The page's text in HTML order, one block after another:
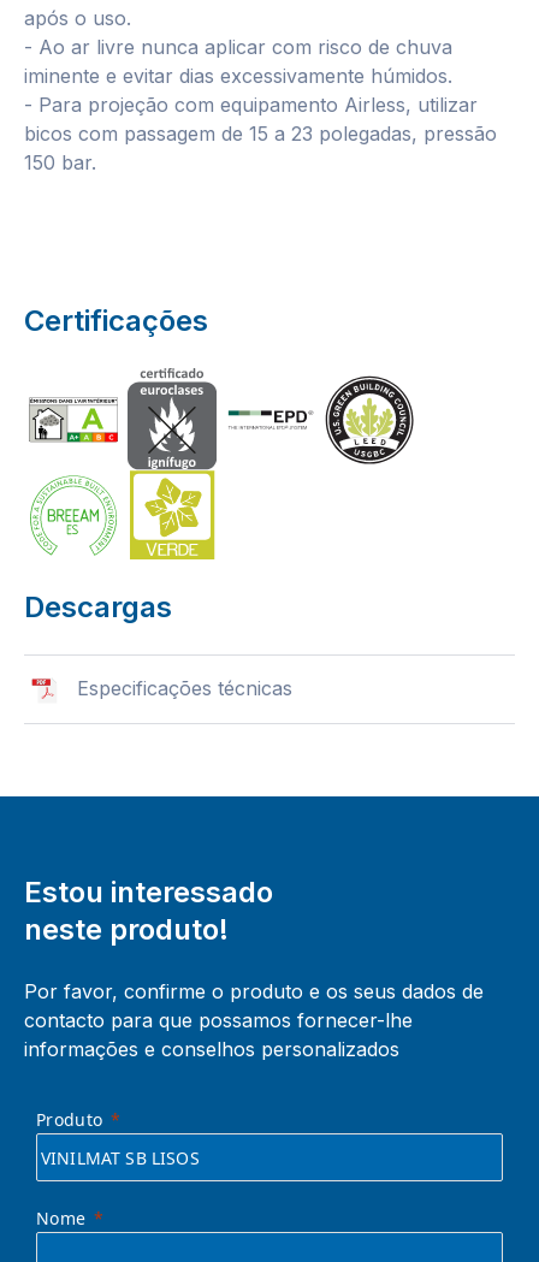
após o uso.
- Ao ar livre nunca aplicar com risco de chuva
iminente e evitar dias excessivamente húmidos.
- Para projeção com equipamento Airless, utilizar
bicos com passagem de 15 a 23 polegadas, pressão
150 bar.
Certificações
Descargas
Especificações técnicas
Estou interessado
neste produto!
Por favor, confirme o produto e os seus dados de
contacto para que possamos fornecer-lhe
informações e conselhos personalizados
Produto
Nome